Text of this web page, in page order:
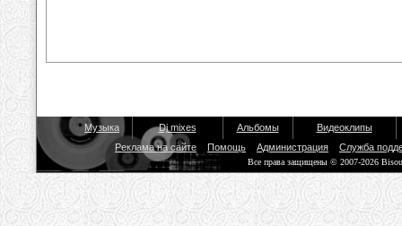
Музыка Dj mixes Альбомы
Видеоклипы
Реклама на сайте
Помощь Администрация Служба
Все права защищены © 2007-2026